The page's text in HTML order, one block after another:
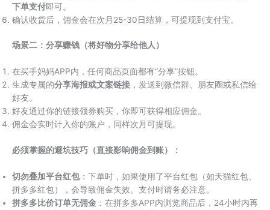
下单支付即可。
确认收货后，佣金会在次月25-30日结算，可提现到支付宝。
场景二：分享赚钱（将好物分享给他人）
在买手妈妈APP内，任何商品页面都有“分享”按钮。
生成专属的分享海报或文案链接 ，发送到微信群、朋友圈或私信给
好友。
好友通过你的链接领券购买，你即可获得相应佣金。
佣金会实时计入你的账户，同样次月可提现。
必须掌握的避坑技巧（直接影响佣金到账）：
切勿叠加平台红包：下单时，如果使用了平台红包（如天猫红包、
拼多多红包），会导致佣金失效。支付时请务必注意。
拼多多比价订单无佣金 ：在拼多多APP内浏览商品后，24小时内再